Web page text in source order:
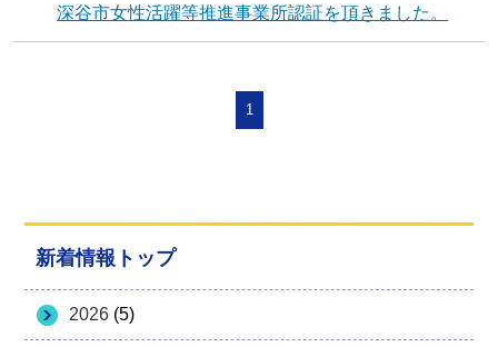
新着情報トップ
2026 (5)
深谷市女性活躍等推進事業所認証を頂きました。
1